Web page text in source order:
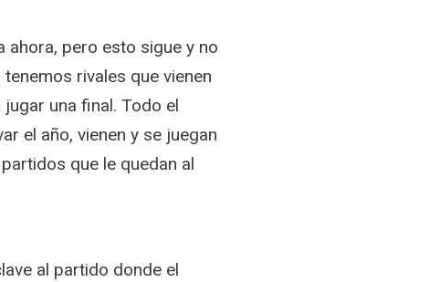
ahora, pero esto sigue y no
rivales que vienen
una final. Todo el
el año, vienen y se juegan
que le quedan al
al partido donde el